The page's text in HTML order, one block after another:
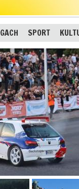
SPORT